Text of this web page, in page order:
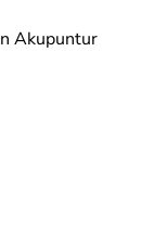
Akupuntur